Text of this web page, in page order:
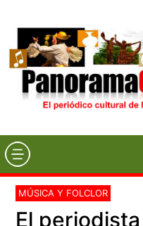
MÚSICA Y FOLCLOR
El